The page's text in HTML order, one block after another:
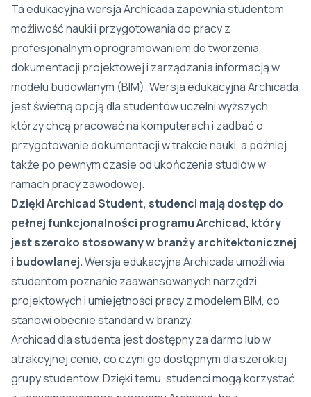
Ta edukacyjna wersja Archicada zapewnia studentom
możliwość nauki i przygotowania do pracy z
profesjonalnym oprogramowaniem do tworzenia
dokumentacji projektowej i zarządzania informacją w
modelu budowlanym (BIM). Wersja edukacyjna Archicada
jest świetną opcją dla studentów uczelni wyższych,
którzy chcą pracować na komputerach i zadbać o
przygotowanie dokumentacji w trakcie nauki, a później
także po pewnym czasie od ukończenia studiów w
ramach pracy zawodowej.
Dzięki Archicad Student, studenci mają dostęp do
pełnej funkcjonalności programu Archicad, który
jest szeroko stosowany w branży architektonicznej
i budowlanej.Wersja edukacyjna Archicada umożliwia
studentom poznanie zaawansowanych narzędzi
projektowych i umiejętności pracy z modelem BIM, co
stanowi obecnie standard w branży.
Archicad dla studenta jest dostępny za darmo lub w
atrakcyjnej cenie, co czyni go dostępnym dla szerokiej
grupy studentów. Dzięki temu, studenci mogą korzystać